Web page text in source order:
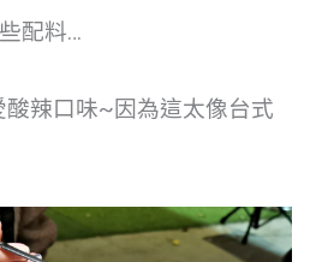
配料…
辣口味~因為這太像台式